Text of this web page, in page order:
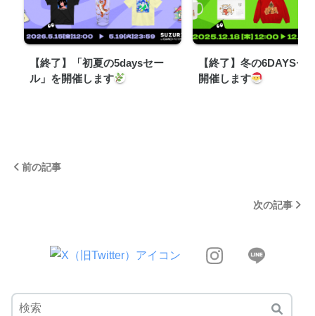
【終了】「初夏の5daysセー
ル」を開催します
【終了】冬の6DAYSセ
開催します
前の記事
次の記事